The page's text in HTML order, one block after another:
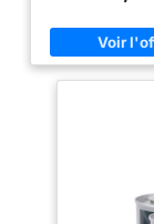
combustible à
éthylique naturel,
agent
HENDI 470527